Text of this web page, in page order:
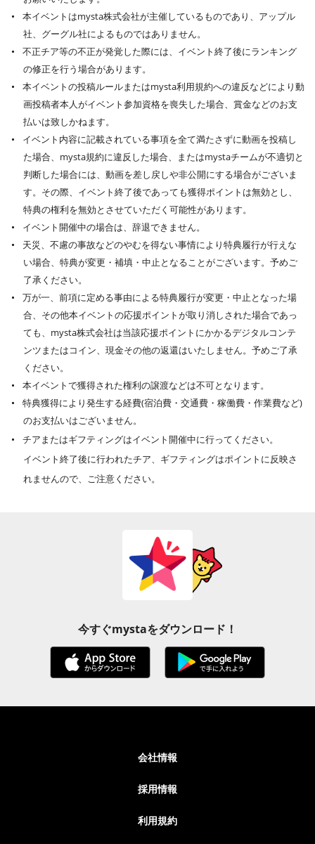
本イベントはmysta株式会社が主催しているものであり、アップル
社、グーグル社によるものではありません。
不正チア等の不正が発覚した際には、イベント終了後にランキング
の修正を行う場合があります。
本イベントの投稿ルールまたはmysta利用規約への違反などにより動
画投稿者本人がイベント参加資格を喪失した場合、賞金などのお支
払いは致しかねます。
イベント内容に記載されている事項を全て満たさずに動画を投稿し
た場合、mysta規約に違反した場合、またはmystaチームが不適切と
判断した場合には、動画を差し戻しや非公開にする場合がございま
す。その際、イベント終了後であっても獲得ポイントは無効とし、
特典の権利を無効とさせていただく可能性があります。
イベント開催中の場合は、辞退できません。
天災、不慮の事故などのやむを得ない事情により特典履行が行えな
い場合、特典が変更・補填・中止となることがございます。予めご
了承ください。
万が一、前項に定める事由による特典履行が変更・中止となった場
合、その他本イベントの応援ポイントが取り消しされた場合であっ
ても、mysta株式会社は当該応援ポイントにかかるデジタルコンテ
ンツまたはコイン、現金その他の返還はいたしません。予めご了承
ください。
本イベントで獲得された権利の譲渡などは不可となります。
特典獲得により発生する経費(宿泊費・交通費・稼働費・作業費など)
のお支払いはございません。
チアまたはギフティングはイベント開催中に行ってください。
イベント終了後に行われたチア、ギフティングはポイントに反映さ
れませんので、ご注意ください。
今すぐmystaをダウンロード！
会社情報
採用情報
利用規約